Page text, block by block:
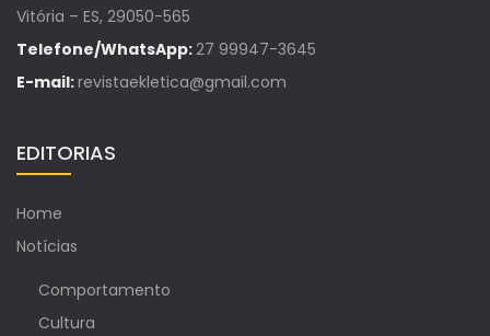
Vitória – ES, 29050-565
Telefone/WhatsApp:27 99947-3645
E-mail:revistaekletica@gmail.com
EDITORIAS
Home
Notícias
Comportamento
Cultura